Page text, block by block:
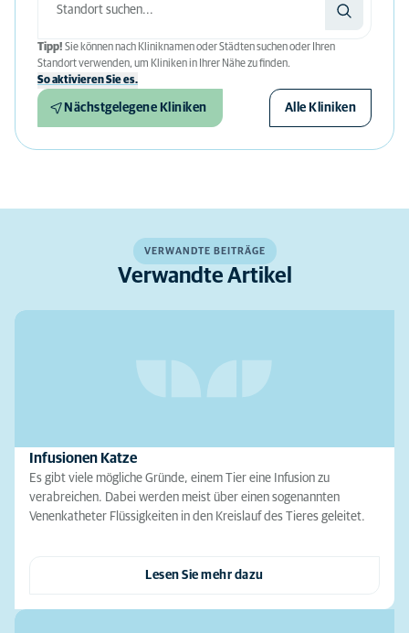
Tipp! Sie können nach Kliniknamen oder Städten suchen oder Ihren
Standort verwenden, um Kliniken in Ihrer Nähe zu finden.
So aktivieren Sie es.
Nächstgelegene Kliniken Alle Kliniken
VERWANDTE BEITRÄGE
Verwandte Artikel
Infusionen Katze
Es gibt viele mögliche Gründe, einem Tier eine Infusion zu
verabreichen. Dabei werden meist über einen sogenannten
Venenkatheter Flüssigkeiten in den Kreislauf des Tieres geleitet.
Lesen Sie mehr dazu